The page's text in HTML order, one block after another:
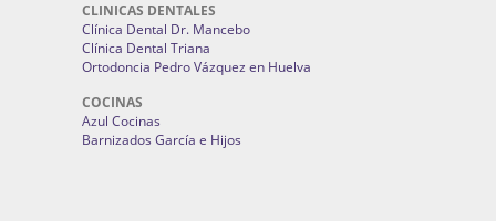
CLINICAS DENTALES
Clínica Dental Dr. Mancebo
Clínica Dental Triana
Ortodoncia Pedro Vázquez en Huelva
COCINAS
Azul Cocinas
Barnizados García e Hijos